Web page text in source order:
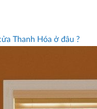
Thanh Hóa ở đâu ?